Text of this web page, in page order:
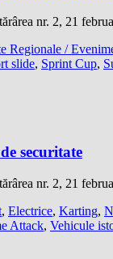
nr. 2, 21
Regionale /
slide, Sprint Cup,
securitate
nr. 2, 21
, Electrice, Karting,
Attack, Vehicule